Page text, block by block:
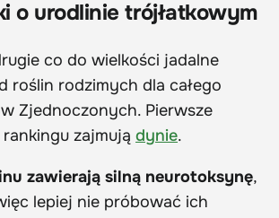
o urodlinie trójłatkowym
co do wielkości jadalne
roślin rodzimych dla całego
Zjednoczonych. Pierwsze
zajmują dynie.
zawierają silną neurotoksynę,
lepiej nie próbować ich